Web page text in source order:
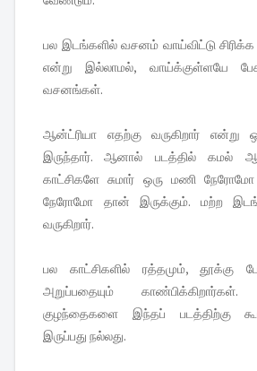
பல இடங்களில் வசனம் வாய்விட்டு
என்று இல்லாமல், வாய்க்குள்ளயே
வசனங்கள்.
ஆன்ட்ரியா எதற்கு வருகிறார் என்று
இருந்தார். ஆனால் படத்தில் கமல்
காட்சிகளே சுமார் ஒரு மணி
நேரோமோ தான் இருக்கும். மற்ற
வருகிறார்.
பல காட்சிகளில் ரத்தமும், தூக்கு
அறுப்பதையும்
குழந்தைகளை இந்தப் படத்திற்கு
இருப்பது நல்லது.